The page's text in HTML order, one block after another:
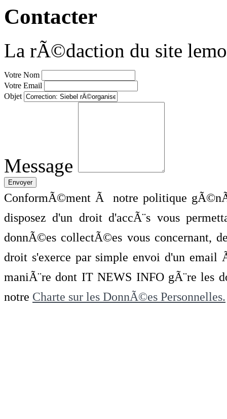
Contacter
La rÃ©daction du site
Votre Nom
Votre Email
Objet
Message
ConformÃ©ment Ã notre politique
disposez d'un droit d'accÃ¨s vous
donnÃ©es collectÃ©es vous concernant,
droit s'exerce par simple envoi d'un
maniÃ¨re dont IT NEWS INFO gÃ¨re les
notre Charte sur les DonnÃ©es Personnelles.